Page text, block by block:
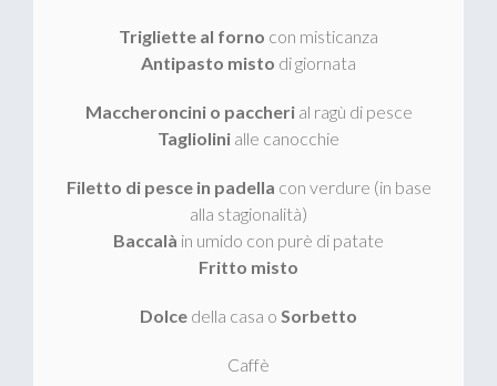
Trigliette al forno con misticanza
Antipasto misto di giornata
Maccheroncini o paccherial ragù di pesce
Tagliolini alle canocchie
Filetto di pesce in padella con verdure (in base
alla stagionalità)
Baccalà in umido con purè di patate
Fritto misto
Dolce della casa o Sorbetto
Caffè